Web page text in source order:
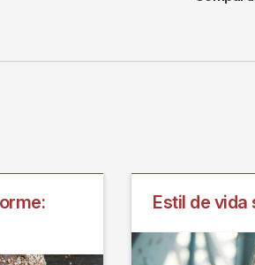
Estil de